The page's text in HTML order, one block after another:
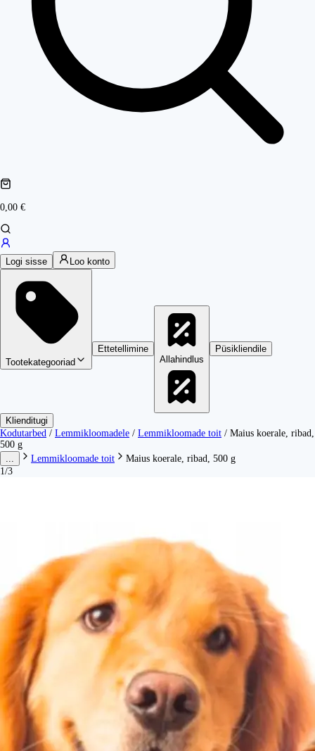
0,00 €
Logi sisse Loo konto
Tootekategooriad
Ettetellimine
Allahindlus
Püsikliendile
Klienditugi
Kodutarbed / Lemmikloomadele / Lemmikloomade toit / Maius koerale, ribad,
500 g
Lemmikloomade toit
Maius koerale, ribad, 500 g
1/3